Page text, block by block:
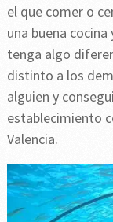
el que comer o
una buena
tenga algo
distinto a los
alguien y
establecimiento
Valencia.